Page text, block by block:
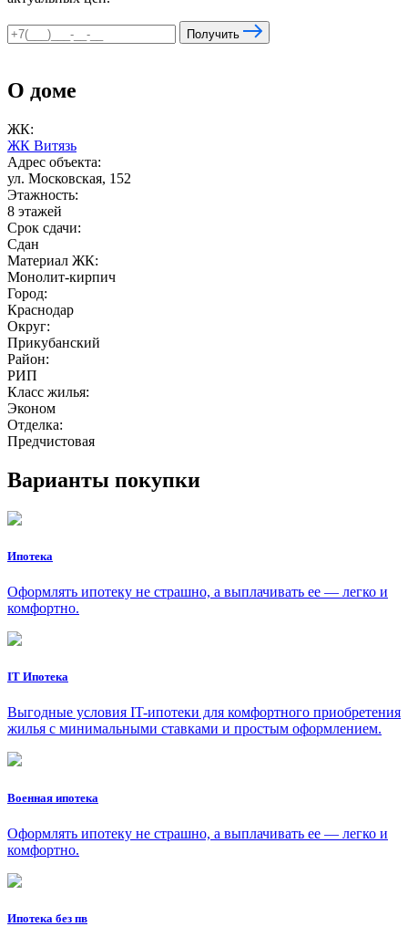
Получить
О доме
ЖК:
ЖК Витязь
Адрес объекта:
ул. Московская, 152
Этажность:
8 этажей
Срок сдачи:
Сдан
Материал ЖК:
Монолит-кирпич
Город:
Краснодар
Округ:
Прикубанский
Район:
РИП
Класс жилья:
Эконом
Отделка:
Предчистовая
Варианты покупки
Ипотека
Оформлять ипотеку не страшно, а выплачивать ее — легко и
комфортно.
IT Ипотека
Выгодные условия IT-ипотеки для комфортного приобретения
жилья с минимальными ставками и простым оформлением.
Военная ипотека
Оформлять ипотеку не страшно, а выплачивать ее — легко и
комфортно.
Ипотека без пв